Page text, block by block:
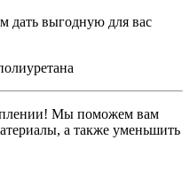
дать выгодную для вас
Мы поможем вам
а также уменьшить